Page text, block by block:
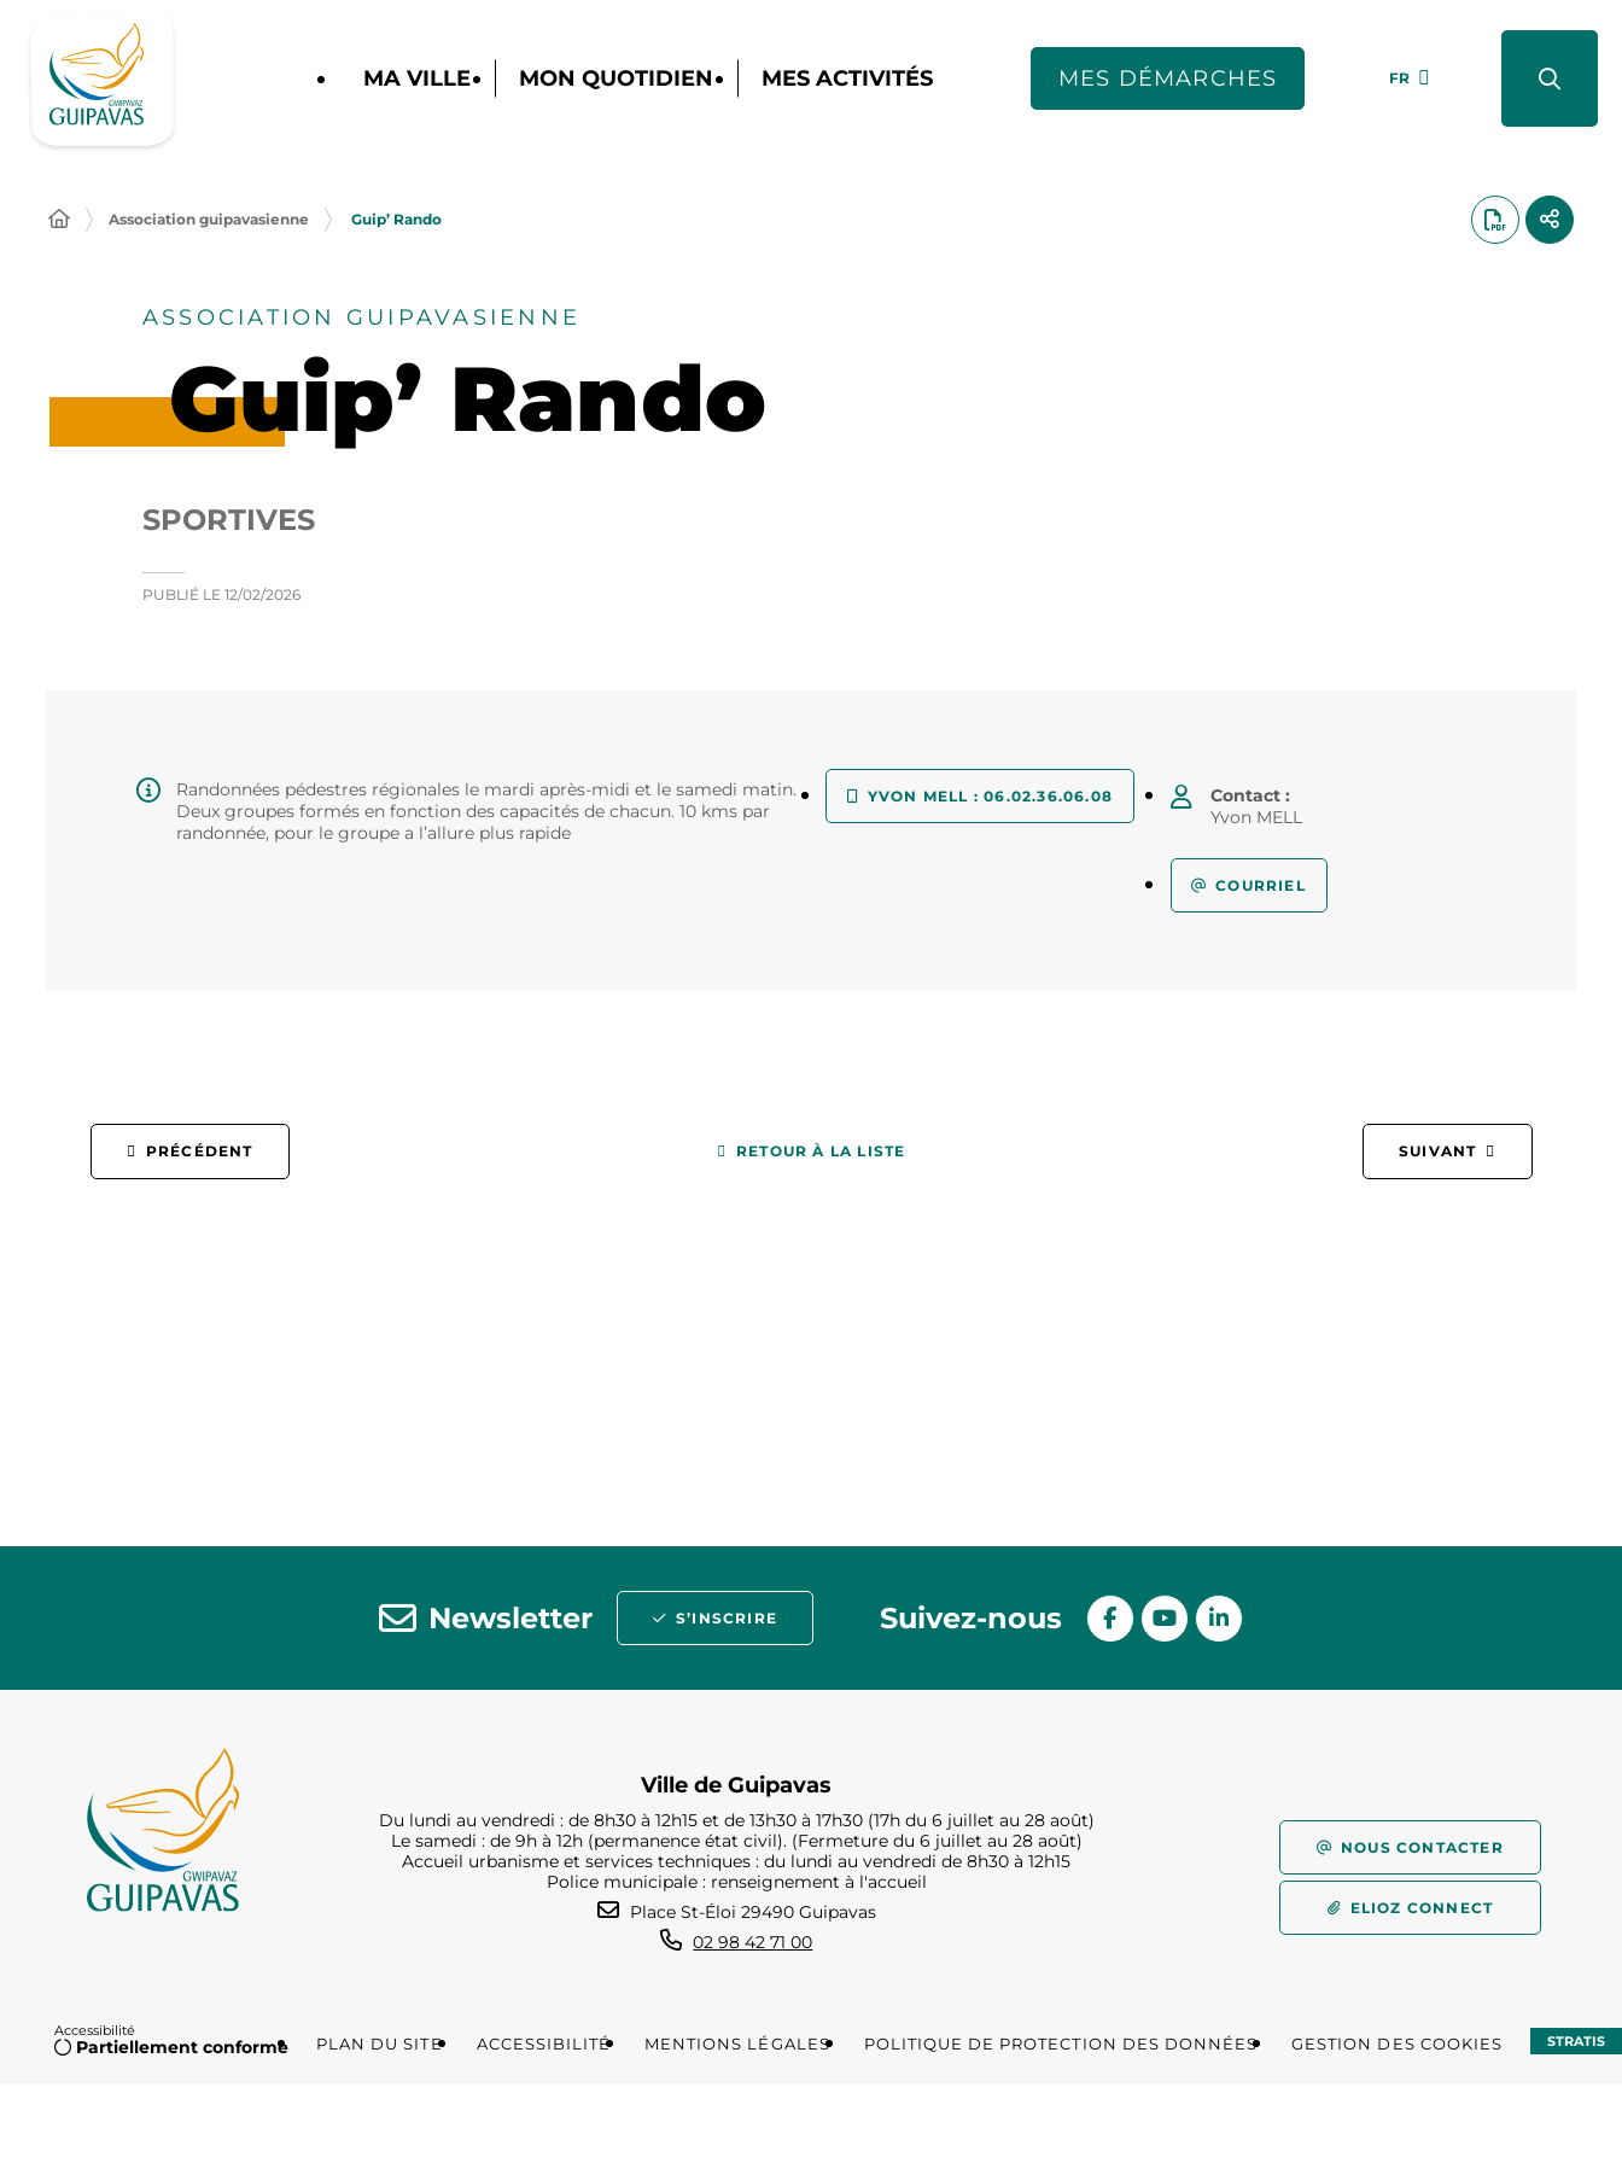
MA VILLE MON QUOTIDIEN MES ACTIVITÉS MES DÉMARCHES FR
Association guipavasienne Guip’ Rando
ASSOCIATION GUIPAVASIENNE
Guip’ Rando
SPORTIVES
PUBLIÉ LE 12/02/2026
Randonnées pédestres régionales le mardi après-midi et le samedi matin.
Deux groupes formés en fonction des capacités de chacun. 10 kms par
randonnée, pour le groupe a l’allure plus rapide
YVON MELL : 06.02.36.06.08
Contact :
Yvon MELL
COURRIEL
PRÉCÉDENT RETOUR À LA LISTE SUIVANT
Newsletter S’INSCRIRE Suivez-nous
Ville de Guipavas
Du lundi au vendredi : de 8h30 à 12h15 et de 13h30 à 17h30 (17h du 6 juillet au 28 août)
Le samedi : de 9h à 12h (permanence état civil). (Fermeture du 6 juillet au 28 août)
Accueil urbanisme et services techniques : du lundi au vendredi de 8h30 à 12h15
Police municipale : renseignement à l'accueil
Place St-Éloi 29490 Guipavas
02 98 42 71 00
NOUS CONTACTER
ELIOZ CONNECT
Accessibilité
Partiellement conforme PLAN DU SITE ACCESSIBILITÉ MENTIONS LÉGALES POLITIQUE DE PROTECTION DES DONNÉES GESTION DES COOKIES STRATIS